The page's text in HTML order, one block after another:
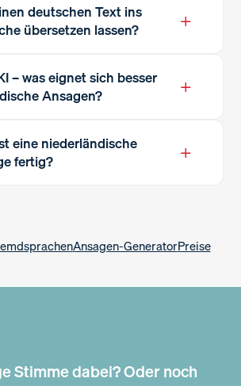
deutschen Text ins
übersetzen lassen?
+
– was eignet sich besser
Ansagen?
+
eine niederländische
fertig?
+
Ansagen-GeneratorPreise
Stimme dabei? Oder noch